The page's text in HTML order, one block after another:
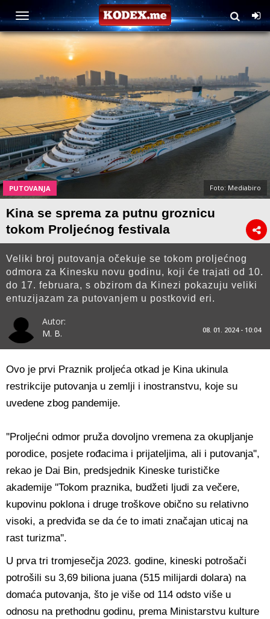
PUTOVANJA Foto: Mediabiro
Kina se sprema za putnu groznicu
tokom Proljećnog festivala
Veliki broj putovanja očekuje se tokom proljećnog
odmora za Kinesku novu godinu, koji će trajati od 10.
do 17. februara, s obzirom da Kinezi pokazuju veliki
entuzijazam za putovanjem u postkovid eri.
Autor:
M. B.
08. 01. 2024 - 10:04
Ovo je prvi Praznik proljeća otkad je Kina ukinula
restrikcije putovanja u zemlji i inostranstvu, koje su
uvedene zbog pandemije.
''Proljećni odmor pruža dovoljno vremena za okupljanje
porodice, posjete rođacima i prijateljima, ali i putovanja'',
rekao je Dai Bin, predsjednik Kineske turističke
akademije ''Tokom praznika, budžeti ljudi za večere,
kupovinu poklona i druge troškove obično su relativno
visoki, a predviđa se da će to imati značajan uticaj na
rast turizma''.
U prva tri tromjesečja 2023. godine, kineski potrošači
potrošili su 3,69 biliona juana (515 milijardi dolara) na
domaća putovanja, što je više od 114 odsto više u
odnosu na prethodnu godinu, prema Ministarstvu kulture